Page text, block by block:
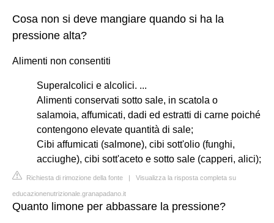
Cosa non si deve mangiare quando si ha la
pressione alta?
Alimenti non consentiti
Superalcolici e alcolici. ...
Alimenti conservati sotto sale, in scatola o
salamoia, affumicati, dadi ed estratti di carne poiché
contengono elevate quantità di sale;
Cibi affumicati (salmone), cibi sott'olio (funghi,
acciughe), cibi sott'aceto e sotto sale (capperi, alici);
Richiesta di rimozione della fonte | Visualizza la risposta completa su
educazionenutrizionale.granapadano.it
Quanto limone per abbassare la pressione?